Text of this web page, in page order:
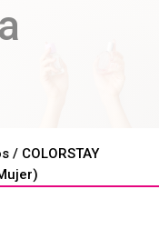
/ COLORSTAY